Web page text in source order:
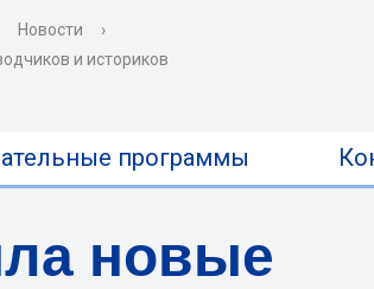
Новости
›
и историков
программы
новые